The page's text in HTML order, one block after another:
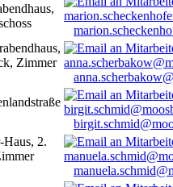
Zimmer
Haus, 2.